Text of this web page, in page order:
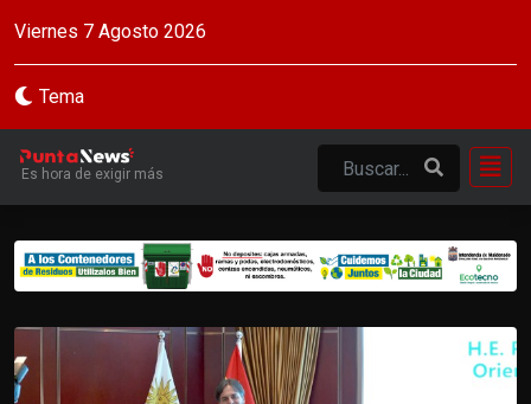
Viernes 7 Agosto 2026
Tema
Es hora de exigir más